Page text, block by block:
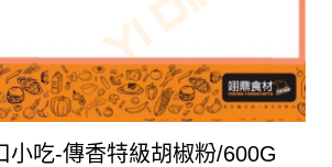
小吃-傳香特級胡椒粉/600G